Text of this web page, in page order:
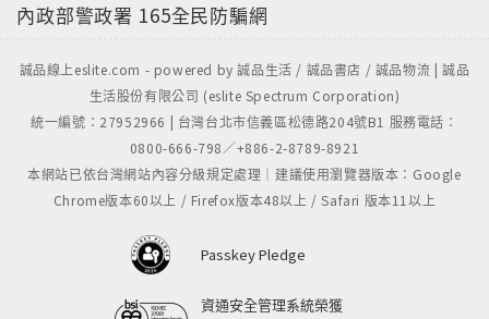
內政部警政署 165全民防騙網
誠品線上eslite.com - powered by 誠品生活 / 誠品書店 / 誠品物流 | 誠品
生活股份有限公司 (eslite Spectrum Corporation)
統一編號：27952966 | 台灣台北市信義區松德路204號B1 服務電話：
0800-666-798／+886-2-8789-8921
本網站已依台灣網站內容分級規定處理｜建議使用瀏覽器版本：Google
Chrome版本60以上 / Firefox版本48以上 / Safari 版本11以上
Passkey Pledge
資通安全管理系統榮獲